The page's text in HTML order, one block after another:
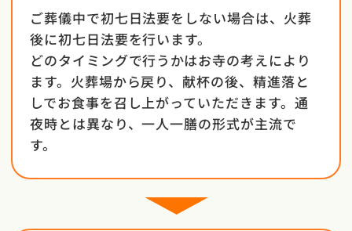
ご葬儀中で初七日法要をしない場合は、火葬
後に初七日法要を行います。
どのタイミングで行うかはお寺の考えにより
ます。火葬場から戻り、献杯の後、精進落と
しでお食事を召し上がっていただきます。通
夜時とは異なり、一人一膳の形式が主流で
す。